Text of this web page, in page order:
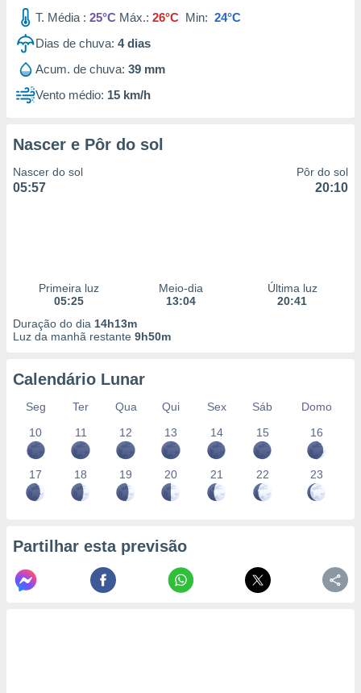
T. Média : 25°C Máx.: 26°C Min: 24°C
Dias de chuva: 4dias
Acum. de chuva: 39 mm
Vento médio: 15 km/h
Nascer e Pôr do sol
Nascer do sol
05:57
Pôr do sol
20:10
Primeira luz
05:25
Meio-dia
13:04
Última luz
20:41
Duração do dia 14h13m
Luz da manhã restante 9h50m
Calendário Lunar
Seg Ter Qua Qui Sex Sáb
Domo
10
11 12 13 14 15 16
17 18 19 20 21 22 23
Partilhar esta previsão